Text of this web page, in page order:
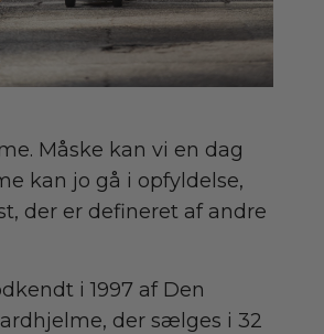
Måske kan vi en dag
kan jo gå i opfyldelse,
der er defineret af andre
i 1997 af Den
der sælges i 32